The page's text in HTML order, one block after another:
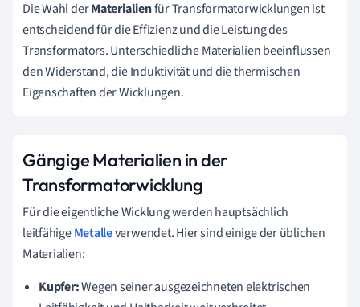
Die Wahl derMaterialienfür Transformatorwicklungen ist
entscheidend für die Effizienz und die Leistung des
Transformators. Unterschiedliche Materialien beeinflussen
den Widerstand, die Induktivität und die thermischen
Eigenschaften der Wicklungen.
Gängige Materialien in der
Transformatorwicklung
Für die eigentliche Wicklung werden hauptsächlich
leitfähigeMetalleverwendet. Hier sind einige der üblichen
Materialien:
Kupfer:Wegen seiner ausgezeichneten elektrischen